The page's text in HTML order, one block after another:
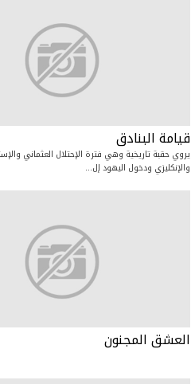
قيامة البنادق
يروي حقبة تاريخية وهي فترة الإحتلال العثماني
والإنكليزي ودخول اليهود إل...
العشق المجنون